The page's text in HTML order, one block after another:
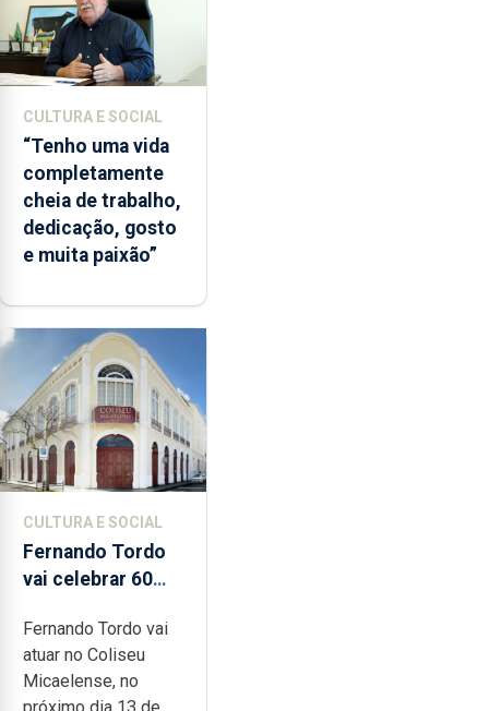
CULTURA E SOCIAL
“Tenho uma vida
completamente
cheia de trabalho,
dedicação, gosto
e muita paixão”
CULTURA E SOCIAL
Fernando Tordo
vai celebrar 60
no Coliseu
Micaelense
Fernando Tordo vai
atuar no Coliseu
Micaelense, no